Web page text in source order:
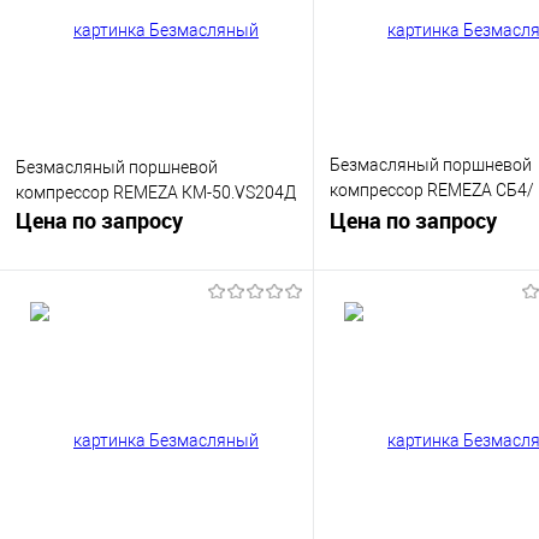
Безмасляный поршневой
компрессор REMEZA КМ-50.VS204Д
Цена по запросу
Запросить цену
Безмасляный поршневой
компрессор REMEZA СБ4/
С-150.OLD20x4
Цена по запросу
Запросить